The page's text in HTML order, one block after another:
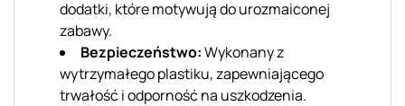
dodatki, które motywują do urozmaiconej
zabawy.
Bezpieczeństwo:Wykonany z
wytrzymałego plastiku, zapewniającego
trwałość i odporność na uszkodzenia.